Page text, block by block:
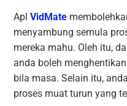
AplVidMate
menyambung semula
mereka mahu. Oleh itu,
anda boleh
bila masa. Selain itu,
proses muat turun yang